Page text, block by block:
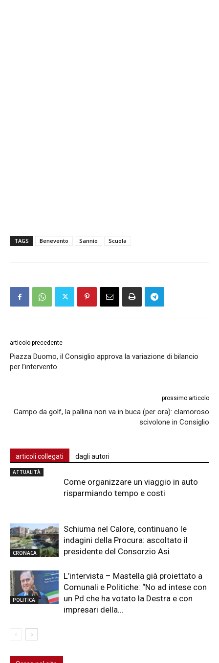
TAGS Benevento Sannio Scuola
articolo precedente
Piazza Duomo, il Consiglio approva la variazione di bilancio
per l’intervento
prossimo articolo
Campo da golf, la pallina non va in buca (per ora): clamoroso
scivolone in Consiglio
articoli collegati dagli autori
ATTUALITÀ
Come organizzare un viaggio in auto
risparmiando tempo e costi
CRONACA
Schiuma nel Calore, continuano le
indagini della Procura: ascoltato il
presidente del Consorzio Asi
POLITICA
L’intervista – Mastella già proiettato a
Comunali e Politiche: “No ad intese con
un Pd che ha votato la Destra e con
impresari della...